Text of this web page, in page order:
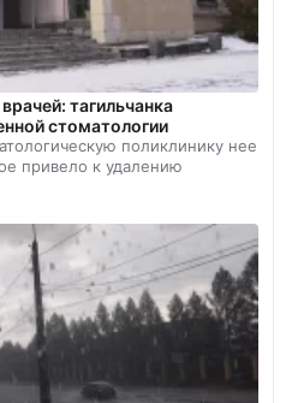
тагильчанка
стоматологии
поликлинику нее
привело к удалению